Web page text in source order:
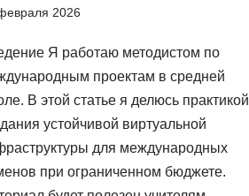
2026
Я работаю методистом по
проектам в средней
В этой статье я делюсь практикой
устойчивой виртуальной
для международных
при ограниченном бюджете.